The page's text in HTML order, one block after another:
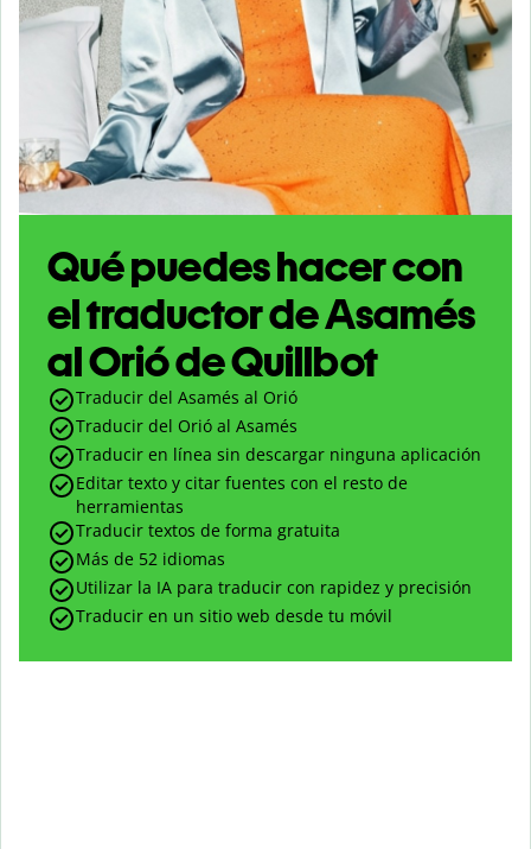
Qué puedes hacer con
el traductor de Asamés
al Orió de Quillbot
Traducir del Asamés al Orió
Traducir del Orió al Asamés
Traducir en línea sin descargar ninguna aplicación
Editar texto y citar fuentes con el resto de
herramientas
Traducir textos de forma gratuita
Más de 52 idiomas
Utilizar la IA para traducir con rapidez y precisión
Traducir en un sitio web desde tu móvil